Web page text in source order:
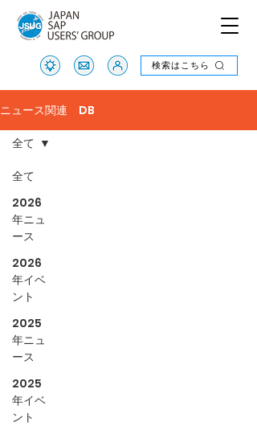
検索はこちら
検索はこちら
ニュース関連 DB
全て
2026
年ニュ
ース
2026
年イベ
ント
2025
年ニュ
ース
2025
年イベ
ント
全て